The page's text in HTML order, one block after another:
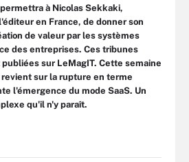
à Nicolas Sekkaki,
en France, de donner son
de valeur par les systèmes
des entreprises. Ces tribunes
sur LeMagIT. Cette semaine
sur la rupture en terme
l'émergence du mode SaaS. Un
qu'il n'y paraît.